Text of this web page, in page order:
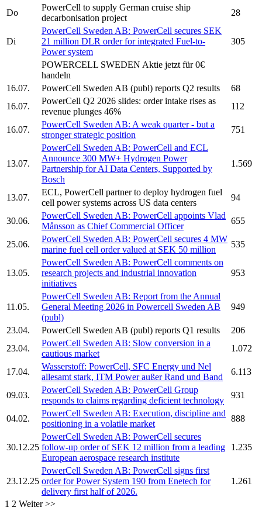
Do
PowerCell to supply German cruise ship
decarbonisation project
28
Di
PowerCell Sweden AB: PowerCell secures SEK
21 million DLR order for integrated Fuel-to-
Power system
305
POWERCELL SWEDEN Aktie jetzt für 0€
handeln
16.07.
PowerCell Sweden AB (publ) reports Q2 results
68
16.07.
PowerCell Q2 2026 slides: order intake rises as
revenue plunges 46%
112
16.07.
PowerCell Sweden AB: A weak quarter - but a
stronger strategic position
751
13.07.
PowerCell Sweden AB: PowerCell and ECL
Announce 300 MW+ Hydrogen Power
Partnership for AI Data Centers, Supported by
Bosch
1.569
13.07.
ECL, PowerCell partner to deploy hydrogen fuel
cell power systems across US data centers
94
30.06.
PowerCell Sweden AB: PowerCell appoints Vlad
Månsson as Chief Commercial Officer
655
25.06.
PowerCell Sweden AB: PowerCell secures 4 MW
marine fuel cell order valued at SEK 50 million
535
13.05.
PowerCell Sweden AB: PowerCell comments on
research projects and industrial innovation
initiatives
953
11.05.
PowerCell Sweden AB: Report from the Annual
General Meeting 2026 in Powercell Sweden AB
(publ)
949
23.04. PowerCell Sweden AB (publ) reports Q1 results
206
23.04.
PowerCell Sweden AB: Slow conversion in a
cautious market
1.072
17.04.
Wasserstoff: PowerCell, SFC Energy und Nel
allesamt stark, ITM Power außer Rand und Band
6.113
09.03.
PowerCell Sweden AB: PowerCell Group
responds to claims regarding deficient technology
931
04.02.
PowerCell Sweden AB: Execution, discipline and
positioning in a volatile market
888
30.12.25
PowerCell Sweden AB: PowerCell secures
follow-up order of SEK 12 million from a leading
European aerospace research institute
1.235
23.12.25
PowerCell Sweden AB: PowerCell signs first
order for Power System 190 from Enetech for
delivery first half of 2026.
1.261
1 2 Weiter >>